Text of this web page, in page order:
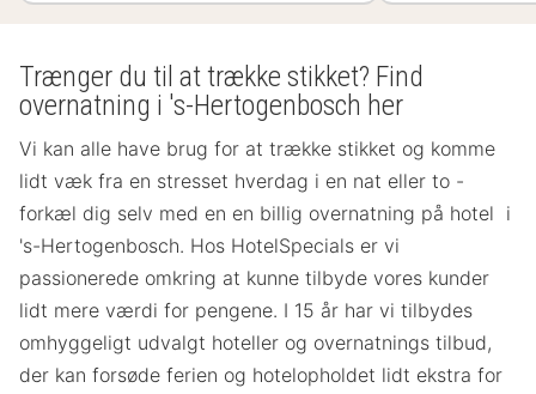
Trænger du til at trække stikket? Find
overnatning i 's-Hertogenbosch her
Vi kan alle have brug for at trække stikket og komme
lidt væk fra en stresset hverdag i en nat eller to -
forkæl dig selv med en en billig overnatning på hotel i
's-Hertogenbosch. Hos HotelSpecials er vi
passionerede omkring at kunne tilbyde vores kunder
lidt mere værdi for pengene. I 15 år har vi tilbydes
omhyggeligt udvalgt hoteller og overnatnings tilbud,
der kan forsøde ferien og hotelopholdet lidt ekstra for